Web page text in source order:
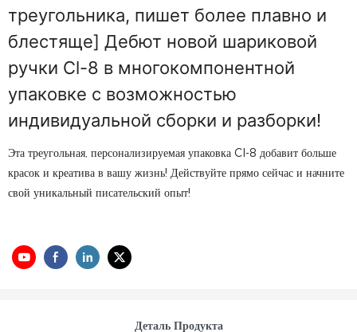
треугольника, пишет более плавно и
блестяще] Дебют новой шариковой
ручки Cl-8 в многокомпонентной
упаковке с возможностью
индивидуальной сборки и разборки!
Эта треугольная, персонализируемая упаковка Cl-8 добавит больше
красок и креатива в вашу жизнь! Действуйте прямо сейчас и начните
свой уникальный писательский опыт!
Деталь Продукта